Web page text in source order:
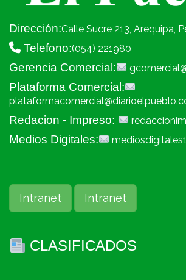
Dirección:Calle Sucre 213, Arequipa,
Telefono:(054) 221980
Gerencia Comercial:
Plataforma Comercial:
Redacion - Impreso:
Medios Digitales:
Intranet Intranet
CLASIFICADOS